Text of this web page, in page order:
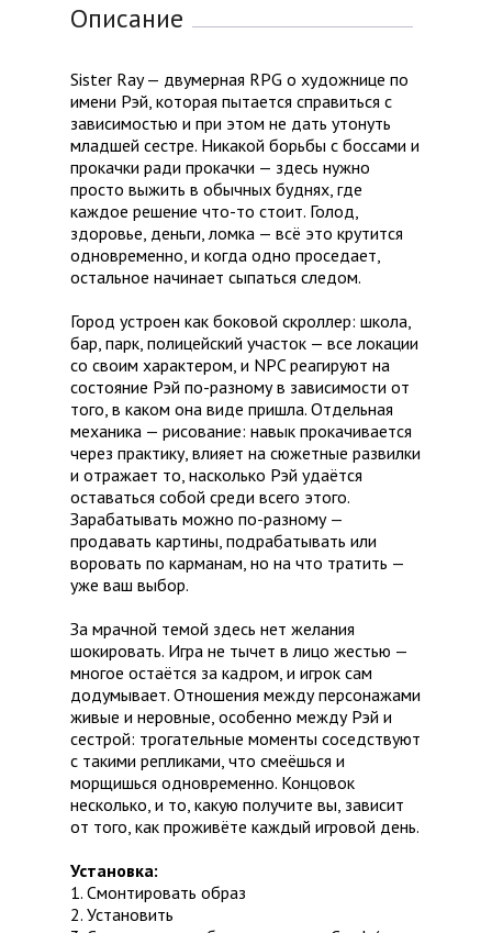
Описание
Sister Ray — двумерная RPG о художнице по
имени Рэй, которая пытается справиться с
зависимостью и при этом не дать утонуть
младшей сестре. Никакой борьбы с боссами и
прокачки ради прокачки — здесь нужно
просто выжить в обычных буднях, где
каждое решение что-то стоит. Голод,
здоровье, деньги, ломка — всё это крутится
одновременно, и когда одно проседает,
остальное начинает сыпаться следом.
Город устроен как боковой скроллер: школа,
бар, парк, полицейский участок — все локации
со своим характером, и NPC реагируют на
состояние Рэй по-разному в зависимости от
того, в каком она виде пришла. Отдельная
механика — рисование: навык прокачивается
через практику, влияет на сюжетные развилки
и отражает то, насколько Рэй удаётся
оставаться собой среди всего этого.
Зарабатывать можно по-разному —
продавать картины, подрабатывать или
воровать по карманам, но на что тратить —
уже ваш выбор.
За мрачной темой здесь нет желания
шокировать. Игра не тычет в лицо жестью —
многое остаётся за кадром, и игрок сам
додумывает. Отношения между персонажами
живые и неровные, особенно между Рэй и
сестрой: трогательные моменты соседствуют
с такими репликами, что смеёшься и
морщишься одновременно. Концовок
несколько, и то, какую получите вы, зависит
от того, как проживёте каждый игровой день.
Установка:
1. Смонтировать образ
2. Установить